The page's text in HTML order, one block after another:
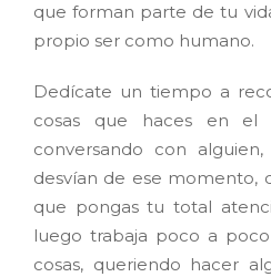
que forman parte de tu
propio ser como humano.
Dedícate un tiempo a
cosas que haces en el
conversando con
desvían de ese momento,
que pongas tu total
luego trabaja poco a
cosas, queriendo hacer